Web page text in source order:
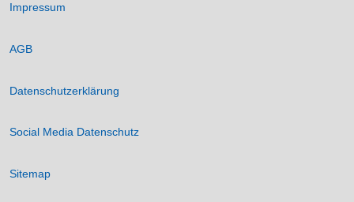
Impressum
AGB
Datenschutzerklärung
Social Media Datenschutz
Sitemap